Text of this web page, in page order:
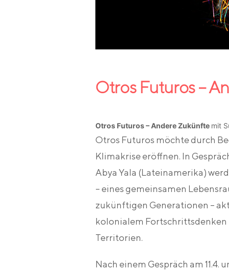
Otros Futuros –
Otros Futuros – Andere Zukünfte mit
Otros Futuros möchte durch
Klimakrise eröffnen. In
Abya Yala (Lateinamerika)
– eines gemeinsamen
zukünftigen Generationen –
kolonialem Fortschrittsdenken
Territorien.
Nach einem Gespräch am 11.4.